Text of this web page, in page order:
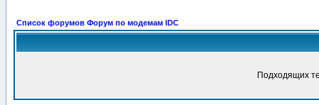
Список форумов Форум по модемам IDC
Подходящих